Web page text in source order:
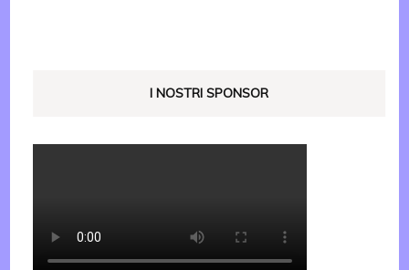
I NOSTRI SPONSOR